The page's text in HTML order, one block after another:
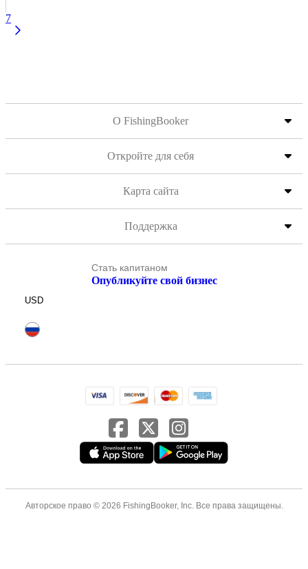
7
О FishingBooker
Откройте для себя
Карта сайта
Поддержка
Стать капитаном
Опубликуйте свой бизнес
USD
Авторское право © 2026 FishingBooker, Inc. Все права защищены.